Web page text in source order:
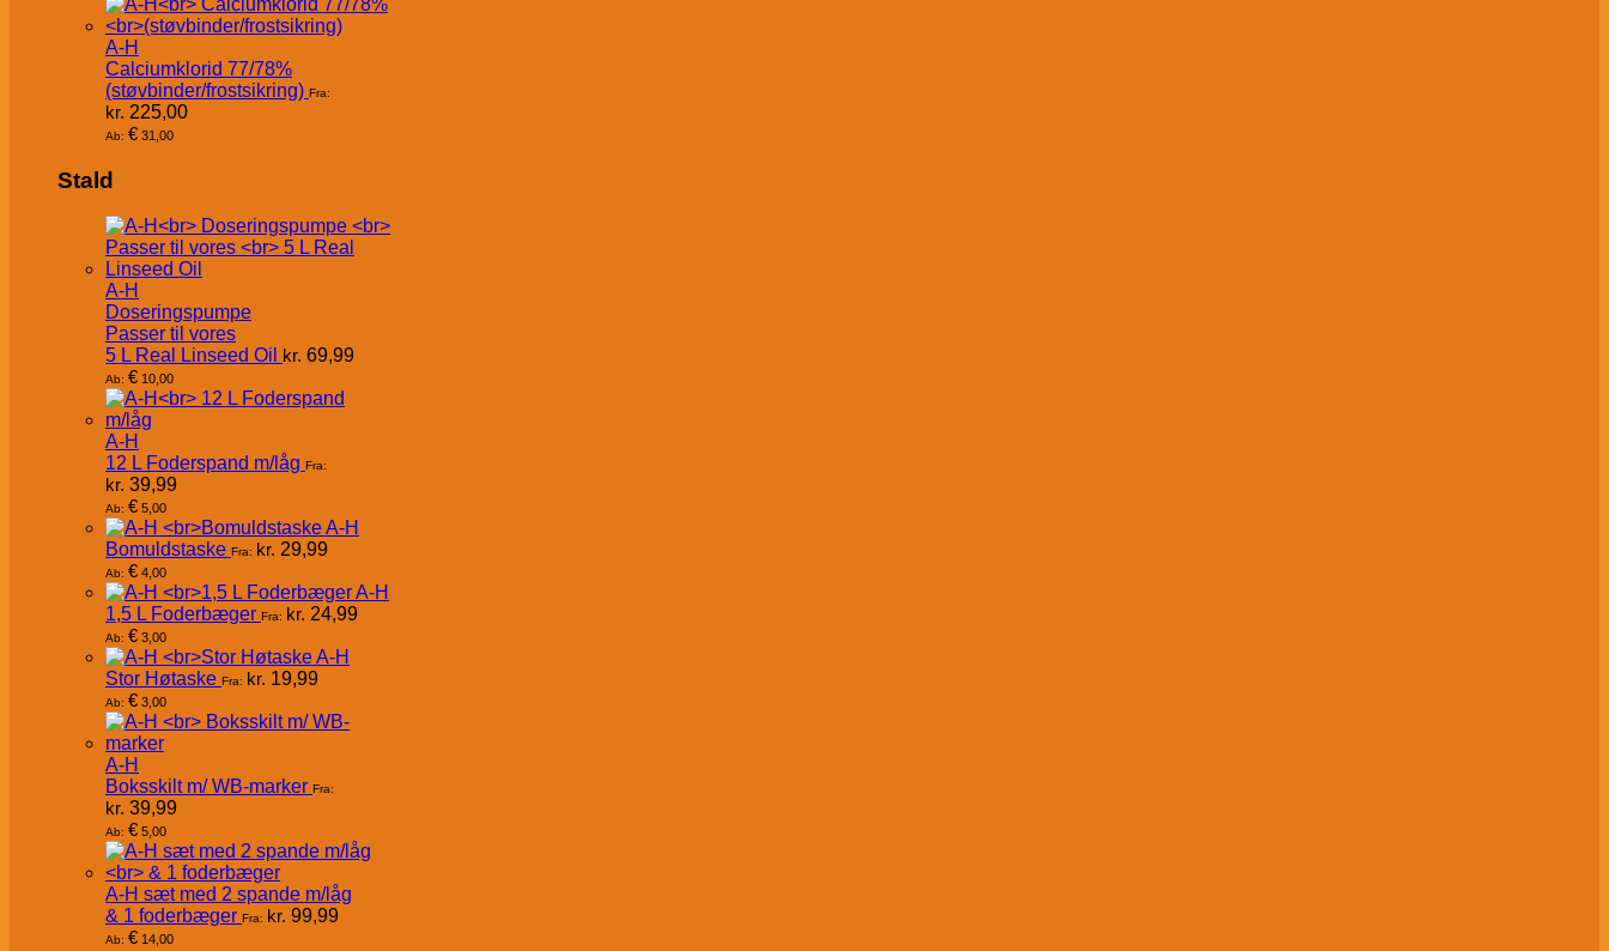
A-H
Calciumklorid 77/78%
(støvbinder/frostsikring) Fra:
kr. 225,00
Ab: € 31,00
Stald
A-H
Doseringspumpe
Passer til vores
5 L Real Linseed Oil kr. 69,99
Ab: € 10,00
A-H
12 L Foderspand m/låg Fra:
kr. 39,99
Ab: € 5,00
A-H
Bomuldstaske Fra: kr. 29,99
Ab: € 4,00
A-H
1,5 L Foderbæger Fra: kr. 24,99
Ab: € 3,00
A-H
Stor Høtaske Fra: kr. 19,99
Ab: € 3,00
A-H
Boksskilt m/ WB-marker Fra:
kr. 39,99
Ab: € 5,00
A-H sæt med 2 spande m/låg
& 1 foderbæger Fra: kr. 99,99
Ab: € 14,00